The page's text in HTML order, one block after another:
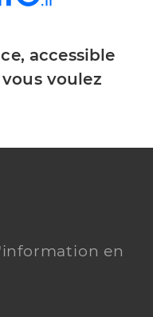
accessible
voulez
en